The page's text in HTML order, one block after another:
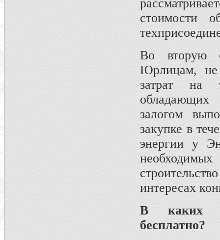
стоимости
Во вторую
Юрлицам, не
затрат на
обладающих
залогом
закупке в
энергии у
интересах
В каких
бесплатно?